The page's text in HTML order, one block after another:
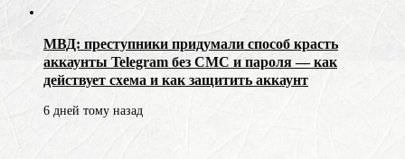
МВД: преступники придумали способ красть
аккаунты Telegram без СМС и пароля — как
действует схема и как защитить аккаунт
6 дней тому назад